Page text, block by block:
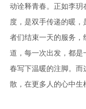
动诠释青春。正如李玥
度，是双手传递的暖
者们结束一天的服务，
道，每一次出发，都
春写下温暖的注脚。
散，在更多人的心中生